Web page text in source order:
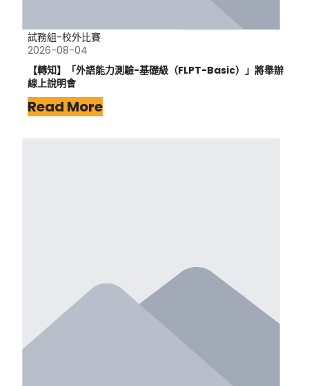
試務組-校外比賽
2026-08-04
【轉知】「外語能力測驗-基礎級（FLPT-Basic）」將舉辦
線上說明會
Read More